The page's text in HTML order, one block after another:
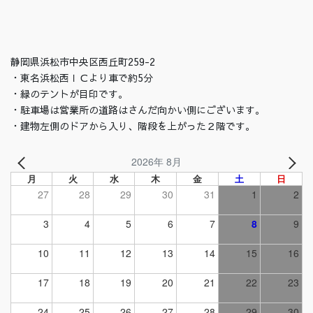
静岡県浜松市中央区西丘町259-2
・東名浜松西ＩＣより車で約5分
・緑のテントが目印です。
・駐車場は営業所の道路はさんだ向かい側にございます。
・建物左側のドアから入り、階段を上がった２階です。
2026年 8月
月 火 水 木 金 土 日
27 28 29 30 31 1 2
3 4 5 6 7 8 9
10 11 12 13 14 15 16
17 18 19 20 21 22 23